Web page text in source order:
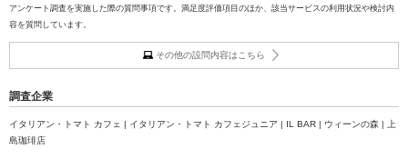
アンケート調査を実施した際の質問事項です。満足度評価項目のほか、該当サービスの利用状況や検討内
容を質問しています。
その他の設問内容はこちら
調査企業
イタリアン・トマト カフェ | イタリアン・トマト カフェジュニア | IL BAR | ウィーンの森 | 上
島珈琲店